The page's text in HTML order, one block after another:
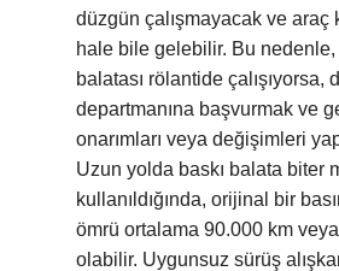
düzgün çalışmayacak ve araç
hale bile gelebilir. Bu nedenle,
balatası rölantide çalışıyorsa,
departmanına başvurmak ve
onarımları veya değişimleri
Uzun yolda baskı balata biter
kullanıldığında, orijinal bir
ömrü ortalama 90.000 km
olabilir. Uygunsuz sürüş